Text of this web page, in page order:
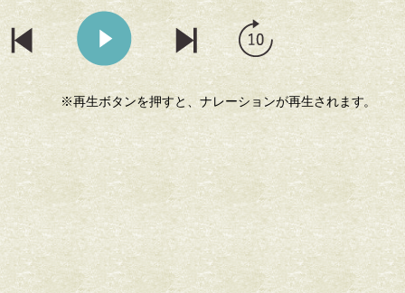
その御 「みのおの聖天さん」と親しまれる「西江寺」。本堂には役
天が祀られている。
※再生ボタンを押すと、ナレーションが再生されます。